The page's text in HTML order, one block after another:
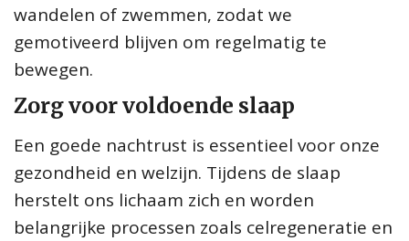
wandelen of zwemmen, zodat we
gemotiveerd blijven om regelmatig te
bewegen.
Zorg voor voldoende slaap
Een goede nachtrust is essentieel voor onze
gezondheid en welzijn. Tijdens de slaap
herstelt ons lichaam zich en worden
belangrijke processen zoals celregeneratie en